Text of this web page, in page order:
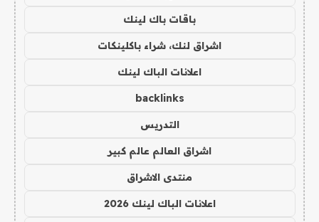
باقات باك لينك
اشراق لنك، شراء باكلينكات
اعلانات الباك لينك
backlinks
التدريس
اشراق العالم عالم كبير
منتدى الاشراق
اعلانات الباك لينك 2026